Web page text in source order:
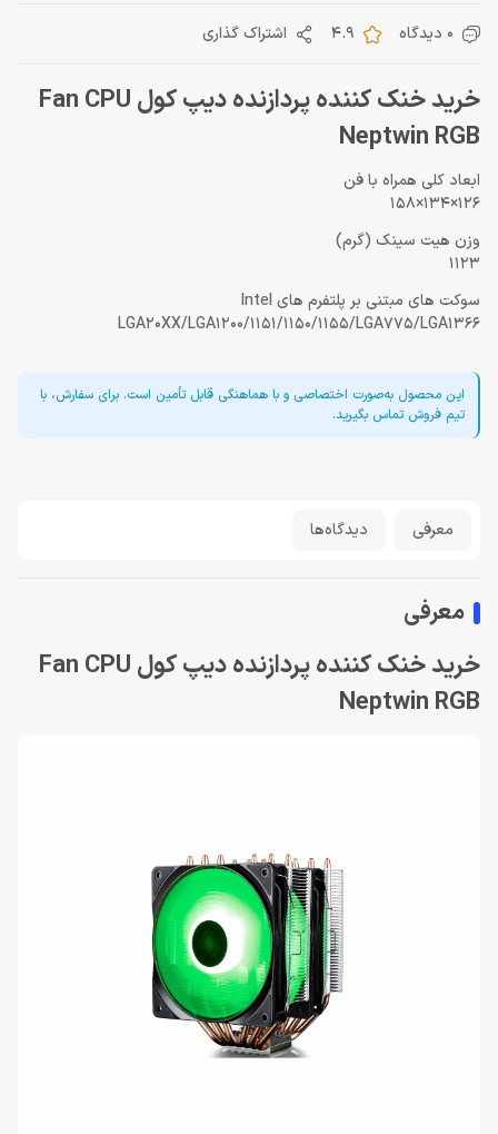
0 دیدگاه 4.9 اشتراک گذاری
خرید خنک کننده پردازنده دیپ کول Fan CPU
Neptwin RGB
ابعاد کلی همراه با فن
126×134×158
وزن هیت سینک (گرم)
1123
سوکت های مبتنی بر پلتفرم های Intel
LGA20XX/LGA1200/1151/1150/1155/LGA775/LGA1366
این محصول به‌صورت اختصاصی و با هماهنگی قابل تأمین است. برای سفارش، با
تیم فروش تماس بگیرید.
معرفی دیدگاه‌ها
معرفی
خرید خنک کننده پردازنده دیپ کول Fan CPU
Neptwin RGB